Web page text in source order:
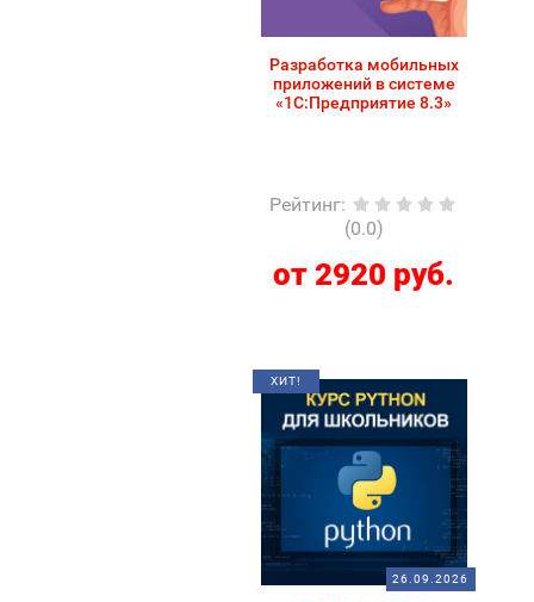
Разработка мобильных
приложений в системе
«1С:Предприятие 8.3»
Рейтинг:
(0.0)
от 2920 руб.
ХИТ!
26.09.2026